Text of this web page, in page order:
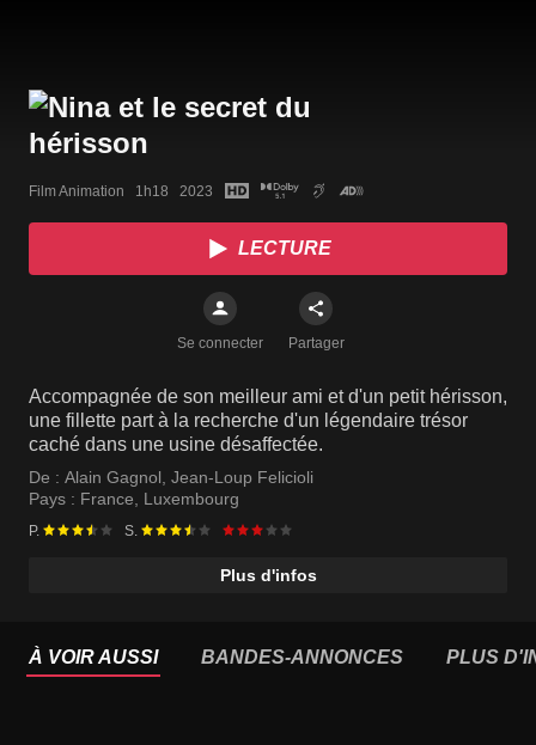
Film Animation   1h18   2023
LECTURE
Se connecter Partager
Accompagnée de son meilleur ami et d'un petit hérisson,
une fillette part à la recherche d'un légendaire trésor
caché dans une usine désaffectée.
De : Alain Gagnol, Jean-Loup Felicioli
Pays : France, Luxembourg
P. S.
Plus d'infos
À VOIR AUSSI BANDES-ANNONCES PLUS